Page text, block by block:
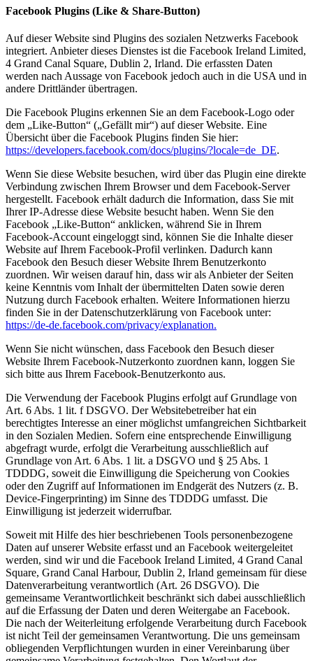
Facebook Plugins (Like & Share-Button)
Auf dieser Website sind Plugins des sozialen Netzwerks Facebook
integriert. Anbieter dieses Dienstes ist die Facebook Ireland Limited,
4 Grand Canal Square, Dublin 2, Irland. Die erfassten Daten
werden nach Aussage von Facebook jedoch auch in die USA und in
andere Drittländer übertragen.
Die Facebook Plugins erkennen Sie an dem Facebook-Logo oder
dem „Like-Button“ („Gefällt mir“) auf dieser Website. Eine
Übersicht über die Facebook Plugins finden Sie hier:
https://developers.facebook.com/docs/plugins/?locale=de_DE.
Wenn Sie diese Website besuchen, wird über das Plugin eine direkte
Verbindung zwischen Ihrem Browser und dem Facebook-Server
hergestellt. Facebook erhält dadurch die Information, dass Sie mit
Ihrer IP-Adresse diese Website besucht haben. Wenn Sie den
Facebook „Like-Button“ anklicken, während Sie in Ihrem
Facebook-Account eingeloggt sind, können Sie die Inhalte dieser
Website auf Ihrem Facebook-Profil verlinken. Dadurch kann
Facebook den Besuch dieser Website Ihrem Benutzerkonto
zuordnen. Wir weisen darauf hin, dass wir als Anbieter der Seiten
keine Kenntnis vom Inhalt der übermittelten Daten sowie deren
Nutzung durch Facebook erhalten. Weitere Informationen hierzu
finden Sie in der Datenschutzerklärung von Facebook unter:
https://de-de.facebook.com/privacy/explanation.
Wenn Sie nicht wünschen, dass Facebook den Besuch dieser
Website Ihrem Facebook-Nutzerkonto zuordnen kann, loggen Sie
sich bitte aus Ihrem Facebook-Benutzerkonto aus.
Die Verwendung der Facebook Plugins erfolgt auf Grundlage von
Art. 6 Abs. 1 lit. f DSGVO. Der Websitebetreiber hat ein
berechtigtes Interesse an einer möglichst umfangreichen Sichtbarkeit
in den Sozialen Medien. Sofern eine entsprechende Einwilligung
abgefragt wurde, erfolgt die Verarbeitung ausschließlich auf
Grundlage von Art. 6 Abs. 1 lit. a DSGVO und § 25 Abs. 1
TDDDG, soweit die Einwilligung die Speicherung von Cookies
oder den Zugriff auf Informationen im Endgerät des Nutzers (z. B.
Device-Fingerprinting) im Sinne des TDDDG umfasst. Die
Einwilligung ist jederzeit widerrufbar.
Soweit mit Hilfe des hier beschriebenen Tools personenbezogene
Daten auf unserer Website erfasst und an Facebook weitergeleitet
werden, sind wir und die Facebook Ireland Limited, 4 Grand Canal
Square, Grand Canal Harbour, Dublin 2, Irland gemeinsam für diese
Datenverarbeitung verantwortlich (Art. 26 DSGVO). Die
gemeinsame Verantwortlichkeit beschränkt sich dabei ausschließlich
auf die Erfassung der Daten und deren Weitergabe an Facebook.
Die nach der Weiterleitung erfolgende Verarbeitung durch Facebook
ist nicht Teil der gemeinsamen Verantwortung. Die uns gemeinsam
obliegenden Verpflichtungen wurden in einer Vereinbarung über